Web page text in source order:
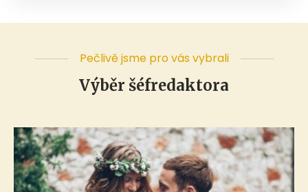
Pečlivě jsme pro vás vybrali
Výběr šéfredaktora